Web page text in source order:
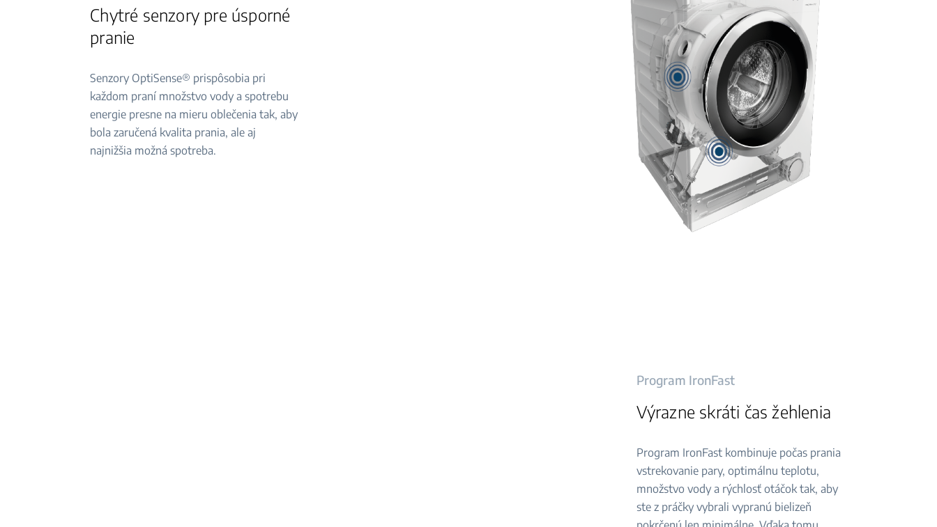
Chytré senzory pre úsporné
pranie
Senzory OptiSense® prispôsobia pri
každom praní množstvo vody a spotrebu
energie presne na mieru oblečenia tak, aby
bola zaručená kvalita prania, ale aj
najnižšia možná spotreba.
Program IronFast
Výrazne skráti čas žehlenia
Program IronFast kombinuje počas prania
vstrekovanie pary, optimálnu teplotu,
množstvo vody a rýchlosť otáčok tak, aby
ste z práčky vybrali vypranú bielizeň